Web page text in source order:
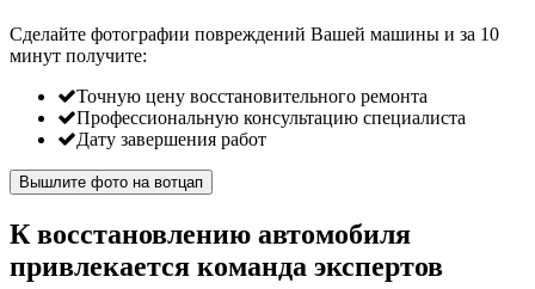
Сделайте фотографии повреждений Вашей машины и за 10
минут получите:
Точную цену восстановительного ремонта
Профессиональную консультацию специалиста
Дату завершения работ
Вышлите фото на вотцап
К восстановлению автомобиля
привлекается команда экспертов